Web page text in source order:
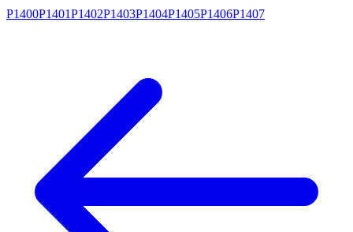
P1400P1401P1402P1403P1404P1405P1406P1407